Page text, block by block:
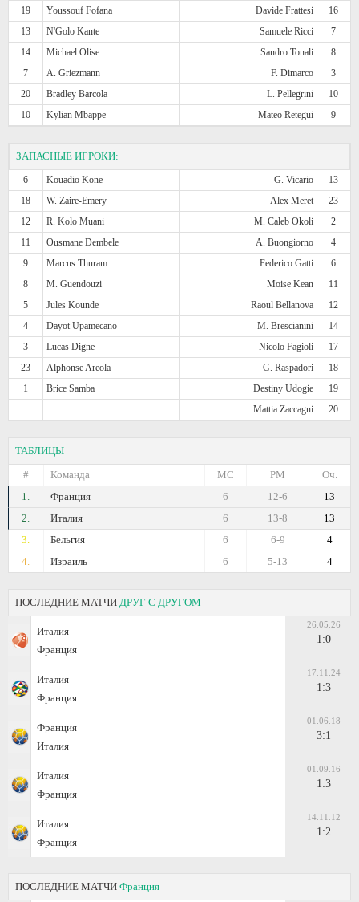
19
Youssouf Fofana Davide Frattesi
16
13
N'Golo Kante Samuele Ricci
7
14
Michael Olise Sandro Tonali
8
7
A. Griezmann F. Dimarco
3
20
Bradley Barcola L. Pellegrini
10
10
Kylian Mbappe Mateo Retegui 9
ЗАПАСНЫЕ ИГРОКИ:
6 Kouadio Kone G. Vicario
13
18
W. Zaire-Emery Alex Meret
23
12
R. Kolo Muani M. Caleb Okoli
2
11
Ousmane Dembele A. Buongiorno
4
9
Marcus Thuram Federico Gatti
6
8
M. Guendouzi Moise Kean
11
5
Jules Kounde Raoul Bellanova
12
4
Dayot Upamecano M. Brescianini
14
3
Lucas Digne Nicolo Fagioli
17
23
Alphonse Areola G. Raspadori
18
1
Brice Samba Destiny Udogie
19
Mattia Zaccagni
20
ТАБЛИЦЫ
#
Команда Оч.
РМ
МС
1.
Франция 13
12-6
6
2.
Италия 13
13-8
6
3.
Бельгия 4
6-9
6
4.
Израиль 4
5-13
6
ПОСЛЕДНИЕ МАТЧИ ДРУГ С ДРУГОМ
Италия
Франция
26.05.26
1:0
Италия
Франция
17.11.24
1:3
Франция
Италия
01.06.18
3:1
Италия
Франция
01.09.16
1:3
Италия
Франция
14.11.12
1:2
ПОСЛЕДНИЕ МАТЧИ Франция